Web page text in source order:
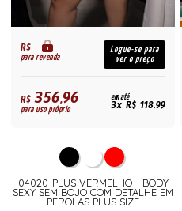
R$
para revenda
Logue-se para
ver o preço
R$356,96
para uso próprio
em até
3x R$ 118,99
04020-PLUS VERMELHO - BODY
SEXY SEM BOJO COM DETALHE EM
PEROLAS PLUS SIZE